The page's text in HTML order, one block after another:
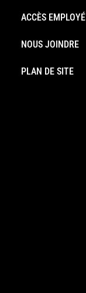
ACCÈS EMPLOYÉ
NOUS JOINDRE
PLAN DE SITE